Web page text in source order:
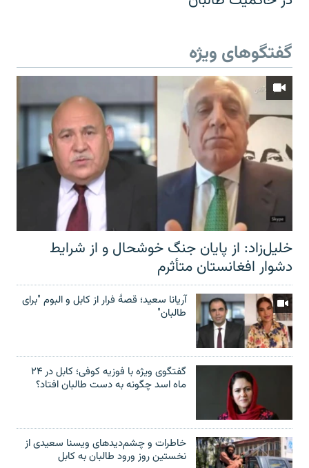
گفتگوهای ویژه
خلیل‌زاد: از پایان جنگ خوشحال و از شرایط
دشوار افغانستان متأثرم
آریانا سعید؛ قصۀ فرار از کابل و البوم "برای
طالبان"
گفتگوی ویژه با فوزیه کوفی؛ کابل در ۲۴
ماه اسد چگونه به دست طالبان افتاد؟
خاطرات و چشم‌دید‌های ویسنا سعیدی از
نخستین روز ورود طالبان به کابل